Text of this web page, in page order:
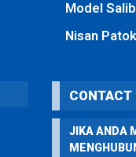
Model
Nisan
CONTACT
JIKA ANDA